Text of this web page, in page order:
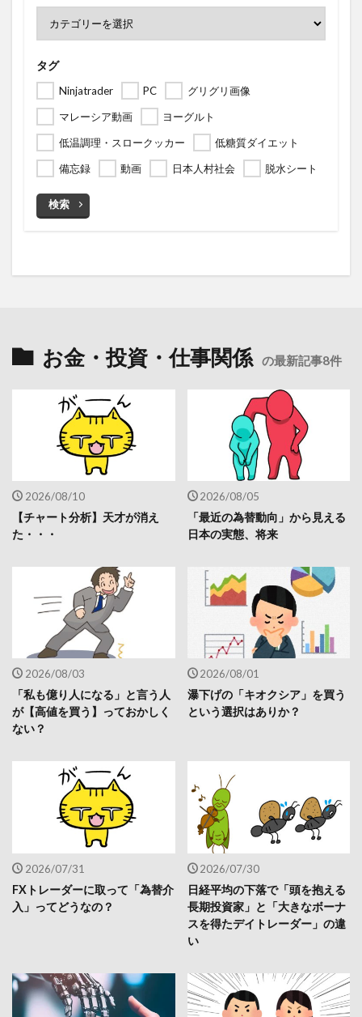
タグ
Ninjatrader PC
グリグリ画像
マレーシア動画
ヨーグルト
低温調理・スロークッカー
低糖質ダイエット
備忘録
動画 日本人村社会 脱水シート
検索
お金・投資・仕事関係 の最新記事8件
2026/08/10
【チャート分析】天才が消え
た・・・
2026/08/05
「最近の為替動向」から見える
日本の実態、将来
2026/08/03
「私も億り人になる」と言う人
が【高値を買う】っておかしく
ない？
2026/08/01
瀑下げの「キオクシア」を買う
という選択はありか？
2026/07/31
FXトレーダーに取って「為替介
入」ってどうなの？
2026/07/30
日経平均の下落で「頭を抱える
長期投資家」と「大きなボーナ
スを得たデイトレーダー」の違
い